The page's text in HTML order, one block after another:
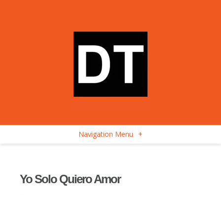
Navigation Menu +
Yo Solo Quiero Amor